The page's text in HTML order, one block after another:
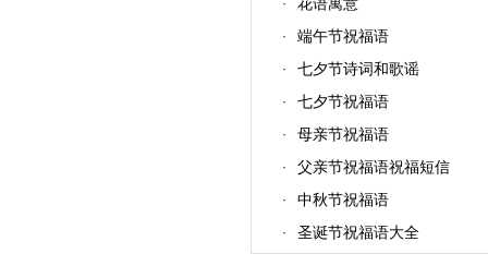
·
· 端午节祝福语
· 七夕节诗词和歌谣
· 七夕节祝福语
· 母亲节祝福语
· 父亲节祝福语祝福短信
· 中秋节祝福语
· 圣诞节祝福语大全